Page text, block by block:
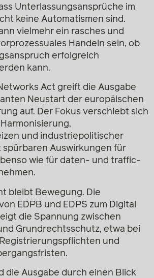
Unterlassungsansprüche im
keine Automatismen sind.
vielmehr ein rasches und
Handeln sein, ob
erfolgreich
kann.
Act greift die Ausgabe
Neustart der europäischen
auf. Der Fokus verschiebt sich
und industriepolitischer
spürbaren Auswirkungen für
wie für daten- und traffic-
bleibt Bewegung. Die
EDPB und EDPS zum Digital
die Spannung zwischen
Grundrechtsschutz, etwa bei
und
die Ausgabe durch einen Blick